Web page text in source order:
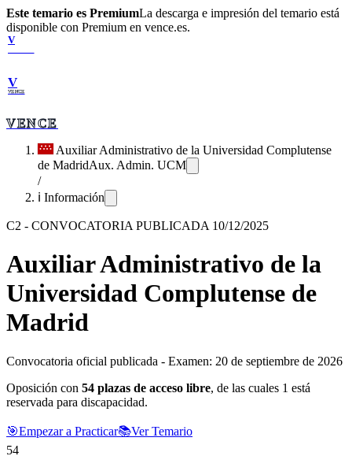
Este temario es PremiumLa descarga e impresión del temario está
disponible con Premium en vence.es.
V
V
VENCE
VENCE
Auxiliar Administrativo de la Universidad Complutense
de MadridAux. Admin. UCM
/
ℹ️ Información
C2 - CONVOCATORIA PUBLICADA 10/12/2025
Auxiliar Administrativo de la
Universidad Complutense de
Madrid
Convocatoria oficial publicada - Examen: 20 de septiembre de 2026
Oposición con 54 plazas de acceso libre, de las cuales 1 está
reservada para discapacidad.
🎯Empezar a Practicar📚Ver Temario
54